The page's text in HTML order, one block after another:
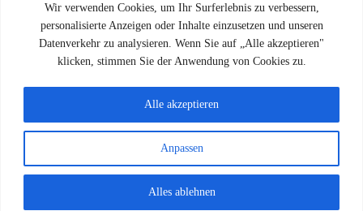
Wir verwenden Cookies, um Ihr Surferlebnis zu verbessern,
personalisierte Anzeigen oder Inhalte einzusetzen und unseren
Datenverkehr zu analysieren. Wenn Sie auf „Alle akzeptieren"
klicken, stimmen Sie der Anwendung von Cookies zu.
Anpassen
Alles ablehnen
Alle akzeptieren
Impressum
Datenschutz
Kontakt
© 2026 SV 1923 Enkenbach e.V.